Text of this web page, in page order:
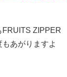
FRUITS ZIPPER
あがりますよ